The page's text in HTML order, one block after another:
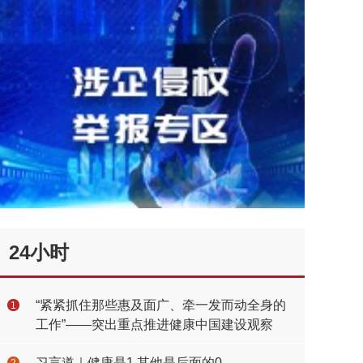
24小时
1
“紧紧抓住那些惠及面广、牵一发而动全身的
工作”——突出重点推进健康中国建设观察